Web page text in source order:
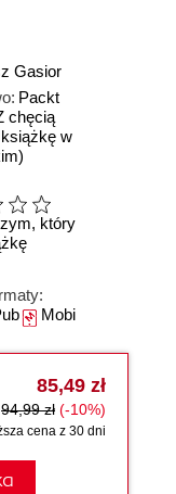
Gasior
Packt
chęcią
w
który
Mobi
85,49 zł
94,99 zł (-10%)
cena z 30 dni